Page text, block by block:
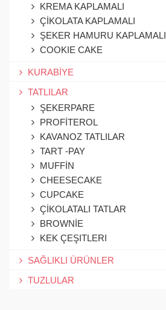
KREMA KAPLAMALI
ÇİKOLATA KAPLAMALI
ŞEKER HAMURU KAPLAMALI
COOKIE CAKE
KURABİYE
TATLILAR
ŞEKERPARE
PROFİTEROL
KAVANOZ TATLILAR
TART -PAY
MUFFİN
CHEESECAKE
CUPCAKE
ÇİKOLATALI TATLAR
BROWNİE
KEK ÇEŞITLERI
SAĞLIKLI ÜRÜNLER
TUZLULAR